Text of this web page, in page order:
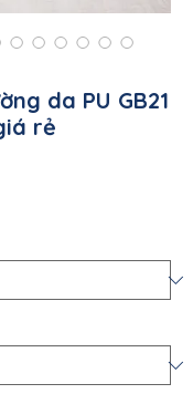
da PU GB21
rẻ